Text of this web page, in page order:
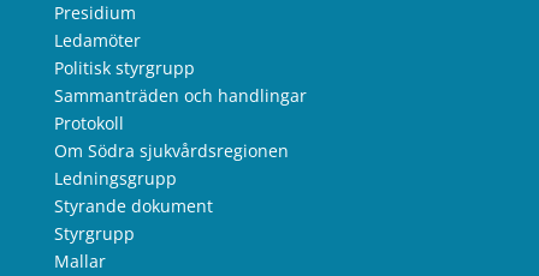
Presidium
Ledamöter
Politisk styrgrupp
Sammanträden och handlingar
Protokoll
Om Södra sjukvårdsregionen
Ledningsgrupp
Styrande dokument
Styrgrupp
Mallar